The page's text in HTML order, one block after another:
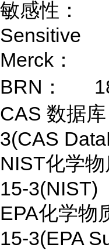
敏感性：
Sensitive
Merck：
BRN：
CAS 数据库
3(CAS
NIST化学物
15-3(NIST)
EPA化学物
15-3(EPA